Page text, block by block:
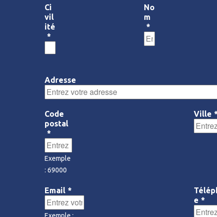
Ci
vil
ité
*
No
m
*
Adresse
Code
postal
*
Exemple
: 69000
Ville
Email *
e *